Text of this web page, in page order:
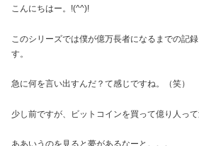
こんにちはー。!(^^)!
このシリーズでは僕が億万長者になるまでの記
す。
急に何を言い出すんだ？て感じですね。（笑）
少し前ですが、ビットコインを買って億り人っ